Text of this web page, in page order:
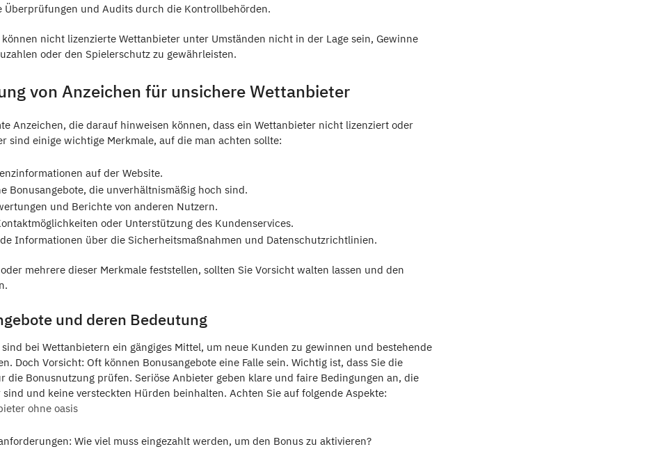
Überprüfungen und Audits durch die Kontrollbehörden.
nicht lizenzierte Wettanbieter unter Umständen nicht in der Lage sein, Gewinne
oder den Spielerschutz zu gewährleisten.
von Anzeichen für unsichere Wettanbieter
Anzeichen, die darauf hinweisen können, dass ein Wettanbieter nicht lizenziert oder
sind einige wichtige Merkmale, auf die man achten sollte:
auf der Website.
Bonusangebote, die unverhältnismäßig hoch sind.
und Berichte von anderen Nutzern.
oder Unterstützung des Kundenservices.
Informationen über die Sicherheitsmaßnahmen und Datenschutzrichtlinien.
mehrere dieser Merkmale feststellen, sollten Sie Vorsicht walten lassen und den
und deren Bedeutung
sind bei Wettanbietern ein gängiges Mittel, um neue Kunden zu gewinnen und bestehende
Doch Vorsicht: Oft können Bonusangebote eine Falle sein. Wichtig ist, dass Sie die
die Bonusnutzung prüfen. Seriöse Anbieter geben klare und faire Bedingungen an, die
und keine versteckten Hürden beinhalten. Achten Sie auf folgende Aspekte:
ohne oasis
Wie viel muss eingezahlt werden, um den Bonus zu aktivieren?